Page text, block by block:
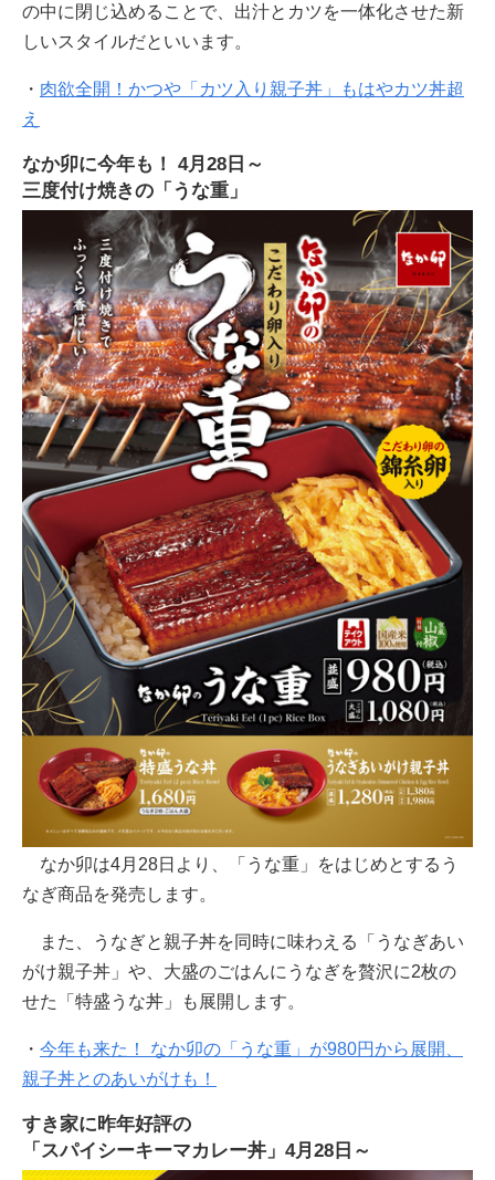
の中に閉じ込めることで、出汁とカツを一体化させた新
しいスタイルだといいます。
・ 肉欲全開！かつや「カツ入り親子丼」もはやカツ丼超
え
なか卯に今年も！ 4月28日～
三度付け焼きの「うな重」
なか卯は4月28日より、「うな重」をはじめとするう
なぎ商品を発売します。
また、うなぎと親子丼を同時に味わえる「うなぎあい
がけ親子丼」や、大盛のごはんにうなぎを贅沢に2枚の
せた「特盛うな丼」も展開します。
・ 今年も来た！ なか卯の「うな重」が980円から展開、
親子丼とのあいがけも！
すき家に昨年好評の
「スパイシーキーマカレー丼」4月28日～